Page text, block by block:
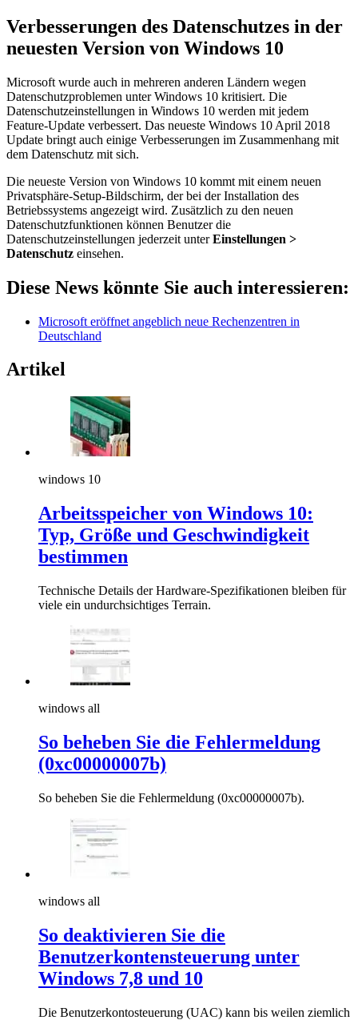
Verbesserungen des Datenschutzes in der
neuesten Version von Windows 10
Microsoft wurde auch in mehreren anderen Ländern wegen
Datenschutzproblemen unter Windows 10 kritisiert. Die
Datenschutzeinstellungen in Windows 10 werden mit jedem
Feature-Update verbessert. Das neueste Windows 10 April 2018
Update bringt auch einige Verbesserungen im Zusammenhang mit
dem Datenschutz mit sich.
Die neueste Version von Windows 10 kommt mit einem neuen
Privatsphäre-Setup-Bildschirm, der bei der Installation des
Betriebssystems angezeigt wird. Zusätzlich zu den neuen
Datenschutzfunktionen können Benutzer die
Datenschutzeinstellungen jederzeit unterEinstellungen >
Datenschutz einsehen.
Diese News könnte Sie auch interessieren:
Microsoft eröffnet angeblich neue Rechenzentren in
Deutschland
Artikel
windows 10
Arbeitsspeicher von Windows 10:
Typ, Größe und Geschwindigkeit
bestimmen
Technische Details der Hardware-Spezifikationen bleiben für
viele ein undurchsichtiges Terrain.
windows all
So beheben Sie die Fehlermeldung
(0xc00000007b)
So beheben Sie die Fehlermeldung (0xc00000007b).
windows all
So deaktivieren Sie die
Benutzerkontensteuerung unter
Windows 7,8 und 10
Die Benutzerkontosteuerung (UAC) kann bis weilen ziemlich